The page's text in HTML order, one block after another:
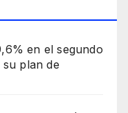
en el segundo
plan de